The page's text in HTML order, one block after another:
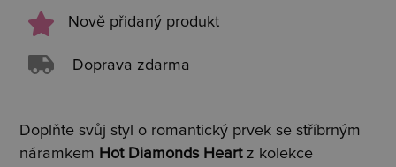
Nově přidaný produkt
Doprava zdarma
Doplňte svůj styl o romantický prvek se stříbrným
náramkem Hot Diamonds Heartz kolekce